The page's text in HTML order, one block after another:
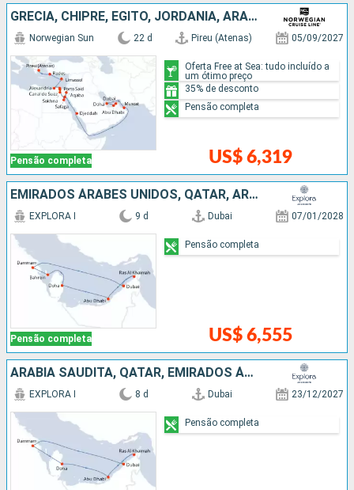
GRÉCIA, CHIPRE, EGITO, JORDANIA, ARABIA SAUDITA, OMÃ, QATAR, EMIRADOS ÁRABES UNIDOS
Pensão completa
Norwegian Sun 22 d Pireu (Atenas) 05/09/2027
US$ 6,319
Oferta Free at Sea: tudo incluído a
um ótimo preço
35% de desconto
Pensão completa
EMIRADOS ÁRABES UNIDOS, QATAR, ARABIA SAUDITA
Pensão completa
EXPLORA I 9 d Dubai 07/01/2028
US$ 6,555
Pensão completa
ARABIA SAUDITA, QATAR, EMIRADOS ÁRABES UNIDOS
EXPLORA I 8 d Dubai 23/12/2027
Pensão completa